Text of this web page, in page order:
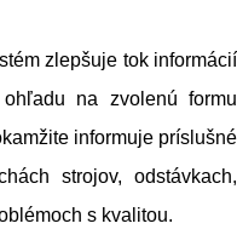
zlepšuje tok informácií
na zvolenú formu
informuje príslušné
strojov, odstávkach,
s kvalitou.